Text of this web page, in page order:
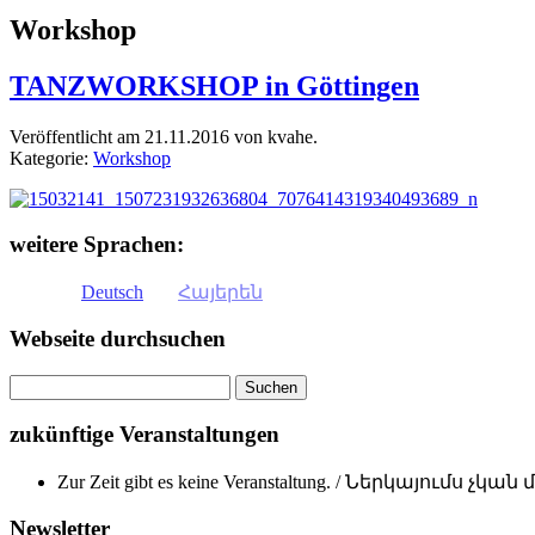
Workshop
TANZWORKSHOP in Göttingen
Veröffentlicht am 21.11.2016 von kvahe.
Kategorie: Workshop
weitere Sprachen:
Deutsch Հայերեն
Webseite durchsuchen
zukünftige Veranstaltungen
Zur Zeit gibt es keine Veranstaltung. / Ներկայումս
Newsletter